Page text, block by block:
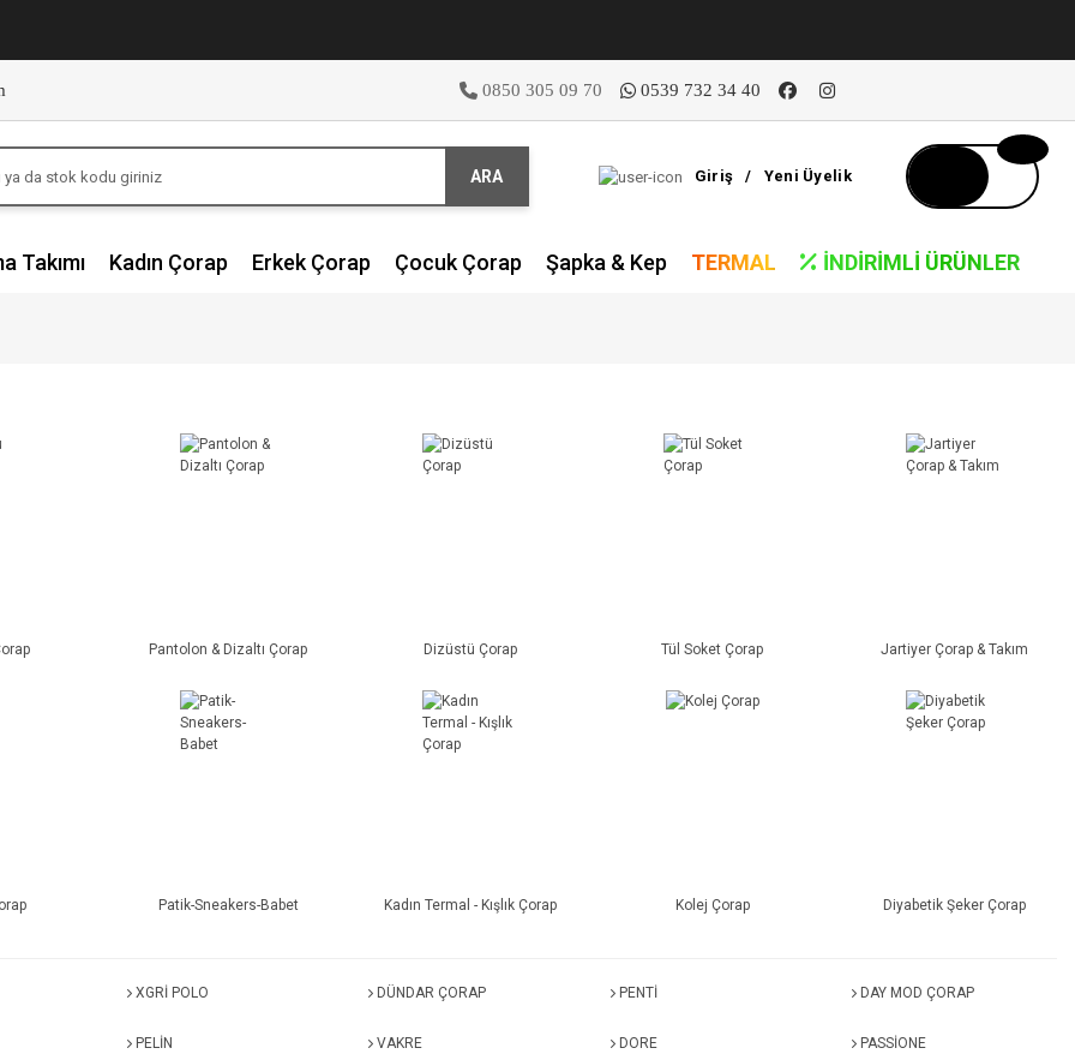
0850 305 09 70 0539 732 34 40
ARA Giriş / Yeni Üyelik
Takımı Kadın Çorap Erkek Çorap Çocuk Çorap Şapka & Kep TERMAL İNDIRIMLI ÜRÜNLER
Pantolon & Dizaltı Çorap Dizüstü Çorap Tül Soket Çorap Jartiyer Çorap & Takım
Patik-Sneakers-Babet Kadın Termal - Kışlık Çorap Kolej Çorap Diyabetik Şeker Çorap
XGRİ POLO DÜNDAR ÇORAP PENTİ DAY MOD ÇORAP
PELİN VAKRE DORE PASSİONE